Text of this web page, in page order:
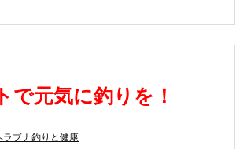
で元気に釣りを！
ラブナ釣りと健康